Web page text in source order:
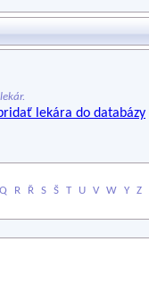
lekára do databázy
Q R Ř S Š T U V W Y Z